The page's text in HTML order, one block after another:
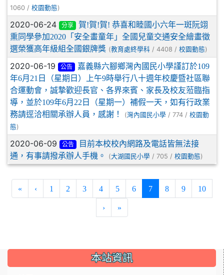
1060 / 校園動態)
2020-06-24 分享
賀!賀!賀! 恭喜和睦國小六年一斑阮翊
熏同學參加2020「安全畫童年」全國兒童交通安全繪畫徵
選榮獲高年級組全國銀牌獎 (教育處終學科 / 4408 / 校園動態)
2020-06-19 公告
嘉義縣六腳鄉灣內國民小學謹訂於109
年6月21日（星期日）上午9時舉行八十週年校慶暨社區聯
合運動會，誠摯歡迎長官、各界來賓、家長及校友蒞臨指
導，並於109年6月22日（星期一）補假一天，如有行政業
務請逕洽相關承辦人員，感謝！
(灣內國民小學 / 774 / 校園動
態)
2020-06-09 公告
目前本校校內網路及電話皆無法接
通，有事請撥承辦人手機。
(大湖國民小學 / 705 / 校園動態)
« ‹ 1 2 3 4 5 6 7(current)
8 9 10
› »
::: 本站資訊